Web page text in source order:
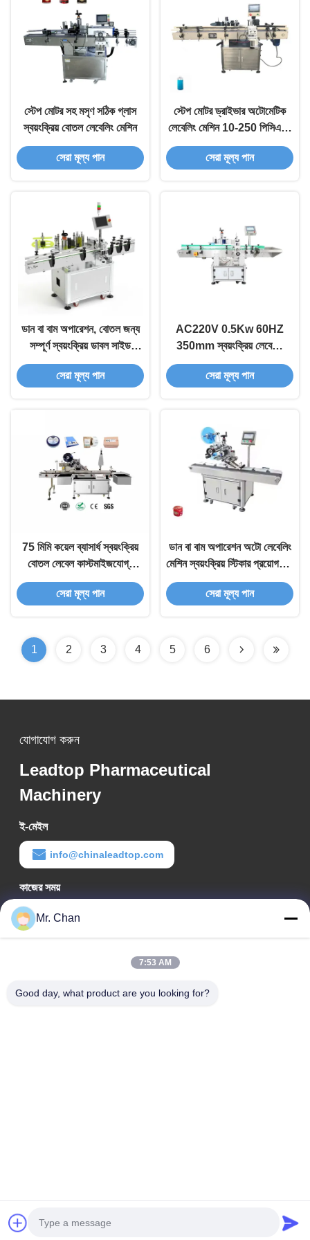
স্টেপ মোটর সহ মসৃণ সঠিক গ্লাস
স্বয়ংক্রিয় বোতল লেবেলিং মেশিন
সেরা মূল্য পান
স্টেপ মোটর ড্রাইভার অটোমেটিক
লেবেলিং মেশিন 10-250 পিসিএস /
মিনিট চলমান গতি 350mm সর্বোচ্চ
লেবেল ব্যাসার্ধ
সেরা মূল্য পান
ডান বা বাম অপারেশন, বোতল জন্য
সম্পূর্ণ স্বয়ংক্রিয় ডাবল সাইড
লেবেলিং মেশিন
সেরা মূল্য পান
AC220V 0.5Kw 60HZ
350mm স্বয়ংক্রিয় লেবেলিং
মেশিন জন্য বৃত্তাকার বোতল
সেরা মূল্য পান
75 মিমি কয়েল ব্যাসার্ধ স্বয়ংক্রিয়
বোতল লেবেল কাস্টমাইজযোগ্য
লেবেলিং বিকল্প
সেরা মূল্য পান
ডান বা বাম অপারেশন অটো লেবেলিং
মেশিন স্বয়ংক্রিয় স্টিকার প্রয়োগকারী
350 মিমি সর্বোচ্চ লেবেল সহ
সেরা মূল্য পান
1 2 3 4 5 6
যোগাযোগ করুন
Leadtop Pharmaceutical
Machinery
ই-মেইল
info@chinaleadtop.com
কাজের সময়
8:30-22:30
আমাদের ঠিকানা
Mr. Chan
7:53 AM
Good day, what product are you looking for?